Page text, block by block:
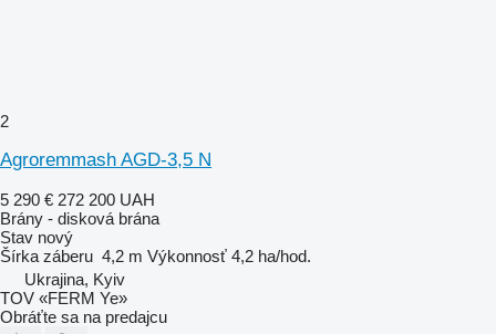
2
Agroremmash AGD-3,5 N
5 290 € 272 200 UAH
Brány - disková brána
Stav nový
Šírka záberu 4,2 m Výkonnosť 4,2 ha/hod.
Ukrajina, Kyiv
TOV «FERM Ye»
Obráťte sa na predajcu